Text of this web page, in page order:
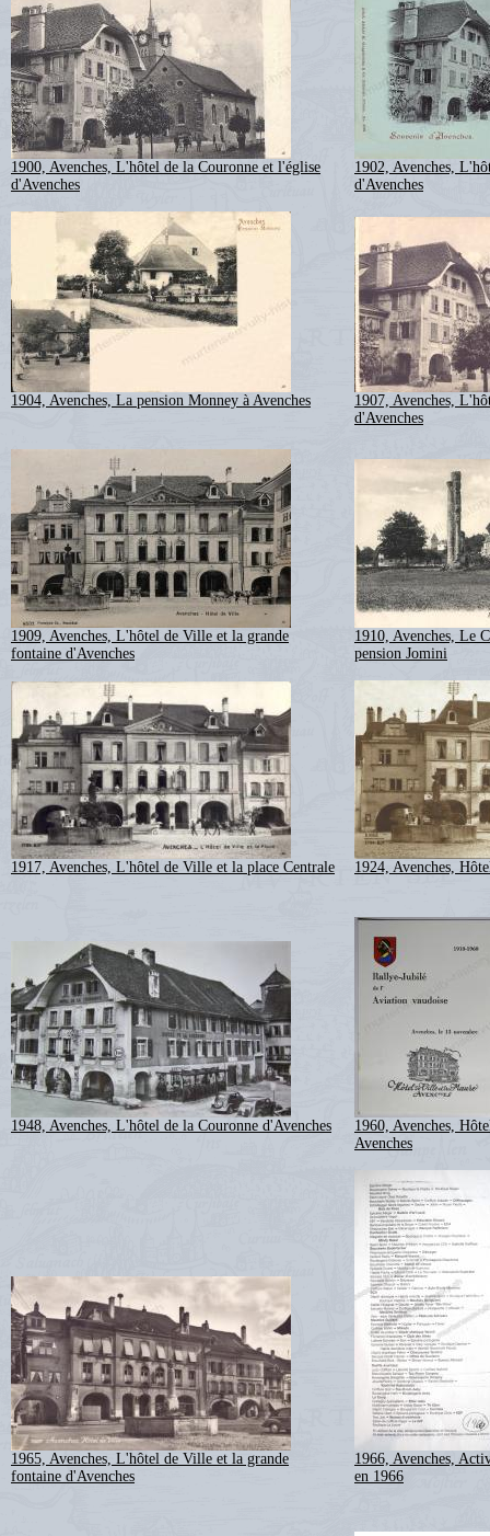
1900, Avenches, L'hôtel de la Couronne et l'église
d'Avenches
1902, Avenches,
d'Avenches
1904, Avenches, La pension Monney à Avenches
1907, Avenches,
d'Avenches
1909, Avenches, L'hôtel de Ville et la grande
fontaine d'Avenches
1910, Avenches, Le
pension Jomini
1917, Avenches, L'hôtel de Ville et la place Centrale 1924, Avenches,
1948, Avenches, L'hôtel de la Couronne d'Avenches
1960, Avenches,
Avenches
1965, Avenches, L'hôtel de Ville et la grande
fontaine d'Avenches
1966, Avenches,
en 1966